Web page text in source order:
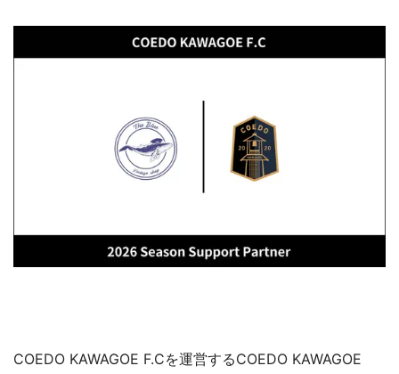
COEDO KAWAGOE F.Cを運営するCOEDO KAWAGOE